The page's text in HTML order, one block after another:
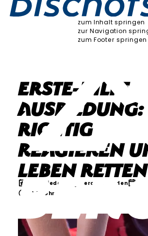
zum Inhalt springen
zur Navigation
zum Footer springen
Erste-Hilfe-
Ausbildung:
Richtig
reagieren
Leben retten
Verschiedenes Berchtesgaden
08:30 Uhr